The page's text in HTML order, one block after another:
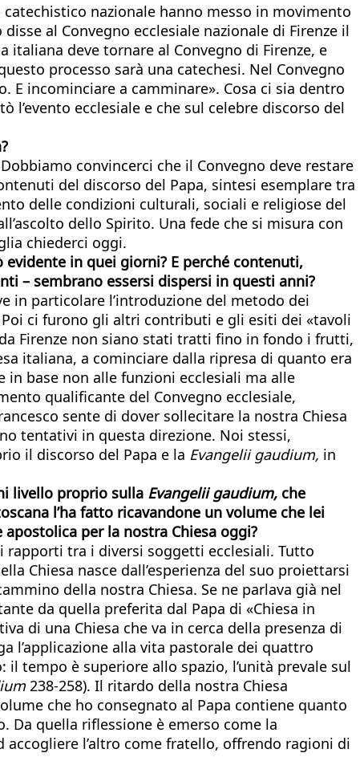
nazionale hanno messo in movimento
al Convegno ecclesiale nazionale di Firenze il
italiana deve tornare al Convegno di Firenze, e
processo sarà una catechesi. Nel Convegno
E incominciare a camminare». Cosa ci sia dentro
ecclesiale e che sul celebre discorso del
convincerci che il Convegno deve restare
del discorso del Papa, sintesi esemplare tra
delle condizioni culturali, sociali e religiose del
dello Spirito. Una fede che si misura con
chiederci oggi.
in quei giorni? E perché contenuti,
– sembrano essersi dispersi in questi anni?
in particolare l’introduzione del metodo dei
ci furono gli altri contributi e gli esiti dei «tavoli
Firenze non siano stati tratti fino in fondo i frutti,
italiana, a cominciare dalla ripresa di quanto era
in base non alle funzioni ecclesiali ma alle
qualificante del Convegno ecclesiale,
sente di dover sollecitare la nostra Chiesa
tentativi in questa direzione. Noi stessi,
il discorso del Papa e la Evangelii gaudium, in
livello proprio sulla Evangelii gaudium, che
l’ha fatto ricavandone un volume che lei
apostolica per la nostra Chiesa oggi?
rapporti tra i diversi soggetti ecclesiali. Tutto
Chiesa nasce dall’esperienza del suo proiettarsi
della nostra Chiesa. Se ne parlava già nel
da quella preferita dal Papa di «Chiesa in
di una Chiesa che va in cerca della presenza di
l’applicazione alla vita pastorale dei quattro
tempo è superiore allo spazio, l’unità prevale sul
238-258). Il ritardo della nostra Chiesa
che ho consegnato al Papa contiene quanto
Da quella riflessione è emerso come la
l’altro come fratello, offrendo ragioni di